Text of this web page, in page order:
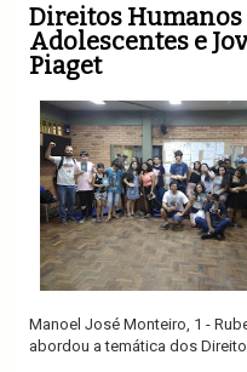
Direitos Humanos
Adolescentes e
Piaget
Manoel José Monteiro, 1 -
abordou a temática dos